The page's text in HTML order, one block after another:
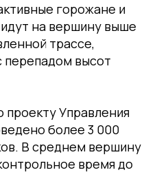
горожане и
на вершину выше
трассе,
перепадом высот
проекту Управления
более 3 000
В среднем вершину
время до